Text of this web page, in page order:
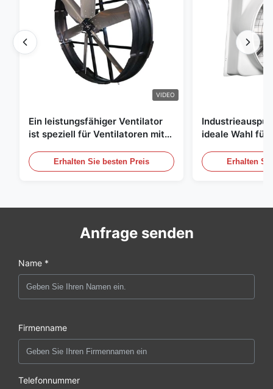
VIDEO
Ein leistungsfähiger Ventilator
ist speziell für Ventilatoren mit
mm und einem Luftvolumen von
120000 m3/h entwickelt.
Erhalten Sie besten Preis
ideale Wahl für
Erhalten
Anfrage senden
Name *
Firmenname
Telefonnummer